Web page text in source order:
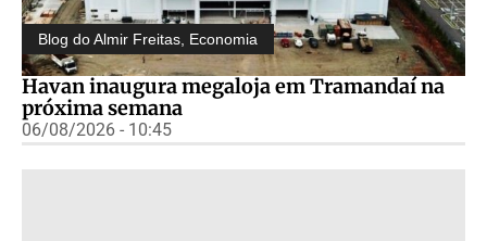
Blog do Almir Freitas Economia
Havan inaugura megaloja em Tramandaí na
próxima semana
06/08/2026 - 10:45